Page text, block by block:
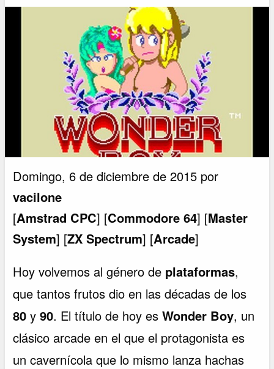
Domingo, 6 de diciembre de 2015 por
vacilone
[Amstrad CPC] [Commodore 64] [Master
System] [ZX Spectrum] [Arcade]
Hoy volvemos al género de plataformas,
que tantos frutos dio en las décadas de los
80 y90. El título de hoy esWonder Boy, un
clásico arcade en el que el protagonista es
un cavernícola que lo mismo lanza hachas